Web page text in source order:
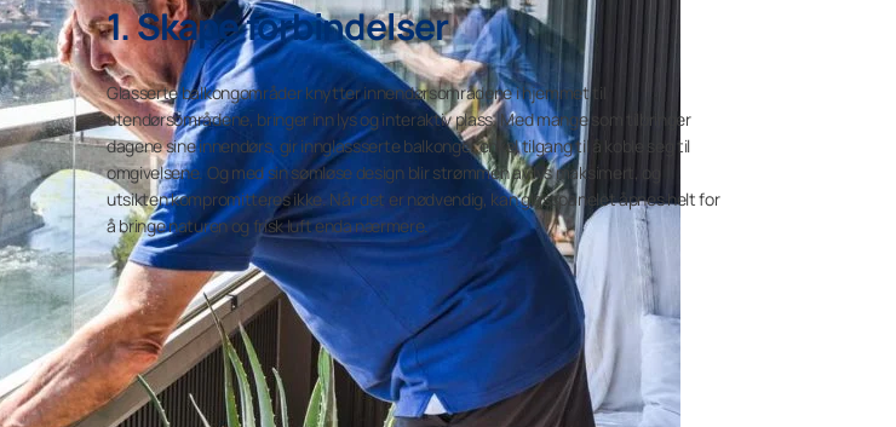
1. Skape forbindelser
Glasserte balkongområder knytter innendørsområdene i hjemmet til
utendørsområdene, bringer inn lys og interaktiv plass. Med mange som tilbringer
dagene sine innendørs, gir innglassserte balkonger enkel tilgang til å koble seg til
omgivelsene. Og med sin sømløse design blir strømmen av lys maksimert, og
utsikten kompromitteres ikke. Når det er nødvendig, kan glasspanelet åpnes helt for
å bringe naturen og frisk luft enda nærmere.